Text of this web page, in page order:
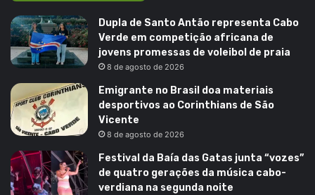
Dupla de Santo Antão representa Cabo
Verde em competição africana de
jovens promessas de voleibol de praia
8 de agosto de 2026
Emigrante no Brasil doa materiais
desportivos ao Corinthians de São
Vicente
8 de agosto de 2026
Festival da Baía das Gatas junta “vozes”
de quatro gerações da música cabo-
verdiana na segunda noite